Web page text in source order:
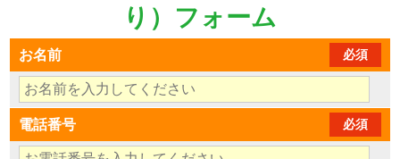
り）フォーム
お名前 必須
電話番号 必須